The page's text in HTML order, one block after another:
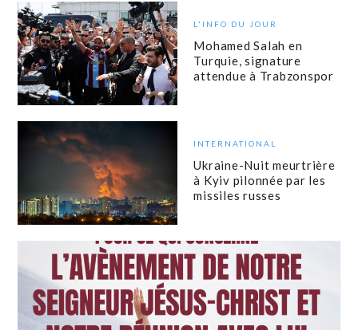
L'INFO DU JOUR
Mohamed Salah en
Turquie, signature
attendue à Trabzonspor
INTERNATIONAL
Ukraine-Nuit meurtrière
à Kyiv pilonnée par les
missiles russes